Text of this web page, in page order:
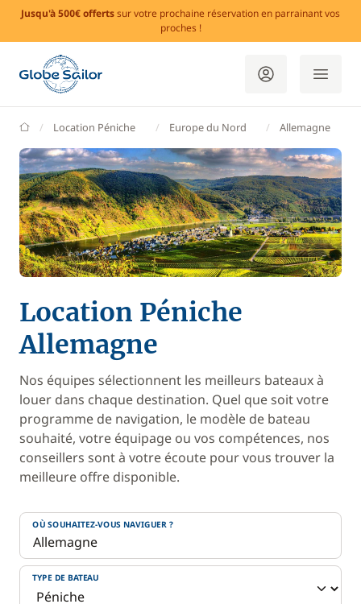
Jusqu'à 500€ offertssur votre prochaine réservation en parrainant vos
proches !
GlobeSailor
Location Péniche Europe du Nord Allemagne
Location Péniche
Allemagne
Nos équipes sélectionnent les meilleurs bateaux à
louer dans chaque destination. Quel que soit votre
programme de navigation, le modèle de bateau
souhaité, votre équipage ou vos compétences, nos
conseillers sont à votre écoute pour vous trouver la
meilleure offre disponible.
OÙ SOUHAITEZ-VOUS NAVIGUER ?
TYPE DE BATEAU